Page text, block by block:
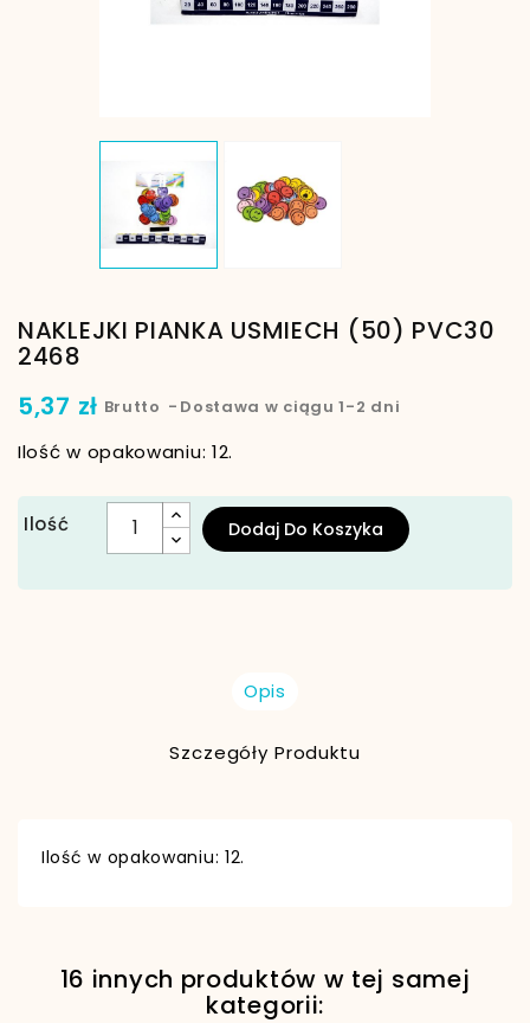
NAKLEJKI PIANKA USMIECH (50) PVC30
2468
5,37 zł Brutto Dostawa w ciągu 1-2 dni
Ilość w opakowaniu: 12.
Ilość Dodaj Do Koszyka
Opis
Szczegóły Produktu
Ilość w opakowaniu: 12.
EAN13 5906190682468
16 innych produktów w tej samej
kategorii: